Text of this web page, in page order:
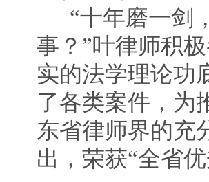
“十年磨一剑
事？”叶律师积
实的法学理论功
了各类案件，为
东省律师界的充
出，荣获“全省